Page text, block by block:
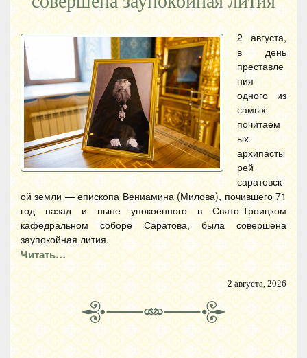
2 августа,
в день
преставле
ния
одного из
самых
почитаем
ых
архипасты
рей
саратовск
ой земли — епископа Вениамина (Милова), почившего 71
год назад и ныне упокоенного в Свято-Троицком
кафедральном соборе Саратова, была совершена
заупокойная лития.
Читать…
2 августа, 2026